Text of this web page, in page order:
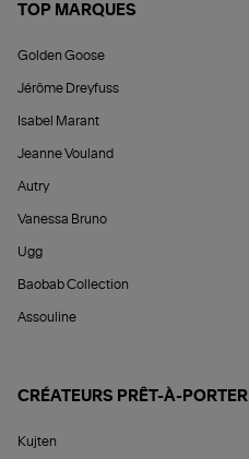
TOP MARQUES
Golden Goose
Jérôme Dreyfuss
Isabel Marant
Jeanne Vouland
Autry
Vanessa Bruno
Ugg
Baobab Collection
Assouline
CRÉATEURS PRÊT-À-PORTER
Kujten